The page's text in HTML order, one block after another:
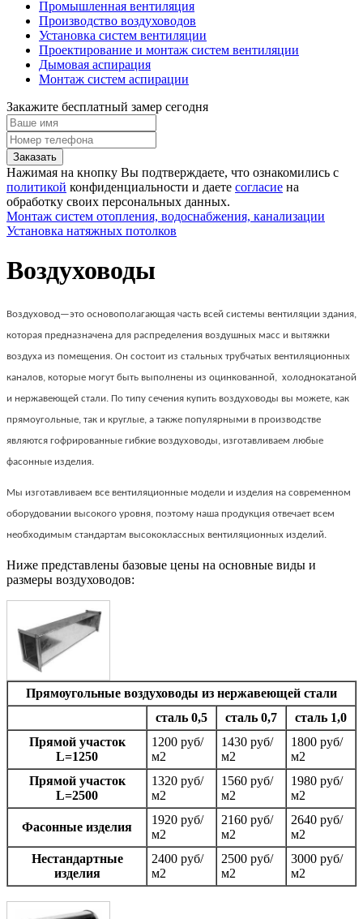
Промышленная вентиляция
Производство воздуховодов
Установка систем вентиляции
Проектирование и монтаж систем вентиляции
Дымовая аспирация
Монтаж систем аспирации
Закажите бесплатный замер сегодня
Нажимая на кнопку Вы подтверждаете, что ознакомились с
политикой конфиденциальности и даете согласие на
обработку своих персональных данных.
Монтаж систем отопления, водоснабжения, канализации
Установка натяжных потолков
Воздуховоды
Воздуховод—это основополагающая часть всей системы вентиляции здания,
которая предназначена для распределения воздушных масс и вытяжки
воздуха из помещения. Он состоит из стальных трубчатых вентиляционных
каналов, которые могут быть выполнены из оцинкованной, холоднокатаной
и нержавеющей стали. По типу сечения купить воздуховоды вы можете, как
прямоугольные, так и круглые, а также популярными в производстве
являются гофрированные гибкие воздуховоды, изготавливаем любые
фасонные изделия.
Мы изготавливаем все вентиляционные модели и изделия на современном
оборудовании высокого уровня, поэтому наша продукция отвечает всем
необходимым стандартам высококлассных вентиляционных изделий.
Ниже представлены базовые цены на основные виды и
размеры воздуховодов:
Прямоугольные воздуховоды из нержавеющей стали
сталь 0,5
сталь 0,7
сталь 1,0
Прямой участок
L=1250
1200 руб/
м2
1430 руб/
м2
1800 руб/
м2
Прямой участок
L=2500
1320 руб/
м2
1560 руб/
м2
1980 руб/
м2
Фасонные изделия
1920 руб/
м2
2160 руб/
м2
2640 руб/
м2
Нестандартные
изделия
2400 руб/
м2
2500 руб/
м2
3000 руб/
м2